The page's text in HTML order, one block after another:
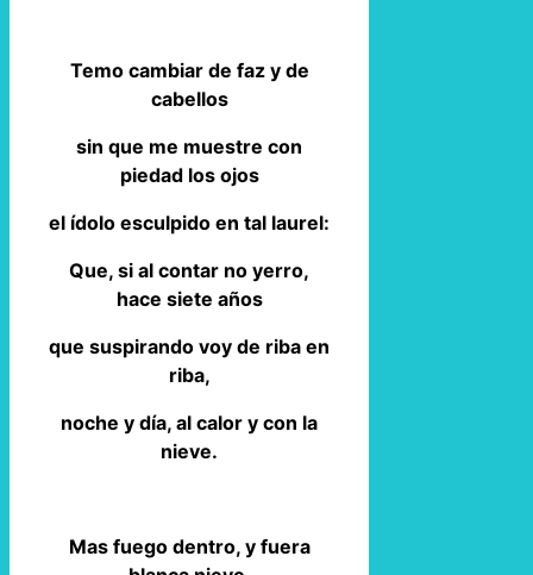
Temo cambiar de faz y de
cabellos
sin que me muestre con
piedad los ojos
el ídolo esculpido en tal laurel:
Que, si al contar no yerro,
hace siete años
que suspirando voy de riba en
riba,
noche y día, al calor y con la
nieve.
Mas fuego dentro, y fuera